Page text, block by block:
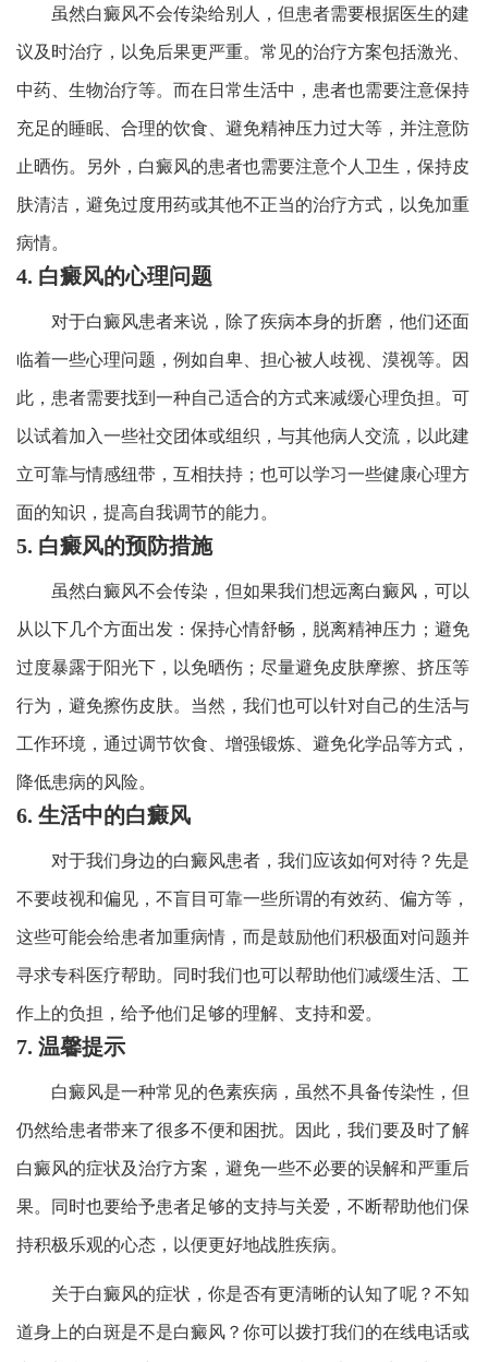
虽然白癜风不会传染给别人，但患者需要根据医生的建
议及时治疗，以免后果更严重。常见的治疗方案包括激光、
中药、生物治疗等。而在日常生活中，患者也需要注意保持
充足的睡眠、合理的饮食、避免精神压力过大等，并注意防
止晒伤。另外，白癜风的患者也需要注意个人卫生，保持皮
肤清洁，避免过度用药或其他不正当的治疗方式，以免加重
病情。
4. 白癜风的心理问题
对于白癜风患者来说，除了疾病本身的折磨，他们还面
临着一些心理问题，例如自卑、担心被人歧视、漠视等。因
此，患者需要找到一种自己适合的方式来减缓心理负担。可
以试着加入一些社交团体或组织，与其他病人交流，以此建
立可靠与情感纽带，互相扶持；也可以学习一些健康心理方
面的知识，提高自我调节的能力。
5. 白癜风的预防措施
虽然白癜风不会传染，但如果我们想远离白癜风，可以
从以下几个方面出发：保持心情舒畅，脱离精神压力；避免
过度暴露于阳光下，以免晒伤；尽量避免皮肤摩擦、挤压等
行为，避免擦伤皮肤。当然，我们也可以针对自己的生活与
工作环境，通过调节饮食、增强锻炼、避免化学品等方式，
降低患病的风险。
6. 生活中的白癜风
对于我们身边的白癜风患者，我们应该如何对待？先是
不要歧视和偏见，不盲目可靠一些所谓的有效药、偏方等，
这些可能会给患者加重病情，而是鼓励他们积极面对问题并
寻求专科医疗帮助。同时我们也可以帮助他们减缓生活、工
作上的负担，给予他们足够的理解、支持和爱。
7. 温馨提示
白癜风是一种常见的色素疾病，虽然不具备传染性，但
仍然给患者带来了很多不便和困扰。因此，我们要及时了解
白癜风的症状及治疗方案，避免一些不必要的误解和严重后
果。同时也要给予患者足够的支持与关爱，不断帮助他们保
持积极乐观的心态，以便更好地战胜疾病。
关于白癜风的症状，你是否有更清晰的认知了呢？不知
道身上的白斑是不是白癜风？你可以拨打我们的在线电话或